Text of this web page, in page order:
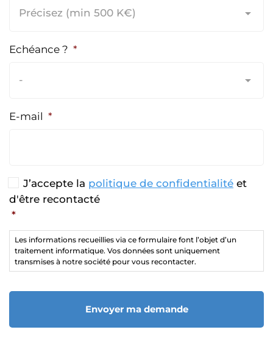
Echéance ? *
E-mail *
R
G
P
*
J’accepte la politique de confidentialité et
d'être recontacté
*
Les informations recueillies via ce formulaire font l’objet d’un
traitement informatique. Vos données sont uniquement
transmises à notre société pour vous recontacter.